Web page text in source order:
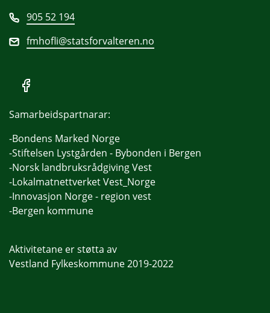
905 52 194
fmhofli@statsforvalteren.no
Samarbeidspartnarar:
-Bondens Marked Norge
-Stiftelsen Lystgården - Bybonden i Bergen
-Norsk landbruksrådgiving Vest
-Lokalmatnettverket Vest_Norge
-Innovasjon Norge - region vest
-Bergen kommune
Aktivitetane er støtta av
Vestland Fylkeskommune 2019-2022